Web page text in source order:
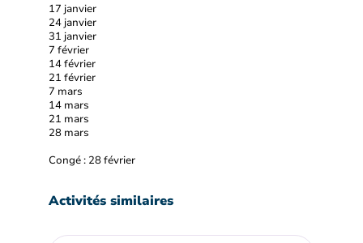
17 janvier
24 janvier
31 janvier
7 février
14 février
21 février
7 mars
14 mars
21 mars
28 mars
Congé : 28 février
Activités similaires